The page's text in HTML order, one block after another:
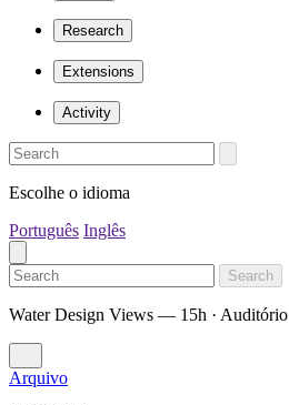
Research
Extensions
Activity
Escolhe o idioma
Português Inglês
Search
Water Design Views — 15h · Auditório
Arquivo